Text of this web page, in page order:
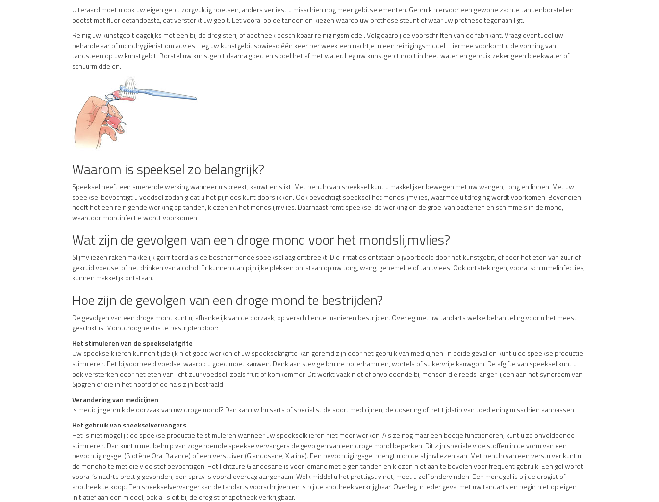
Uiteraard moet u ook uw eigen gebit zorgvuldig poetsen, anders verliest u misschien nog meer gebitselementen. Gebruik hiervoor een gewone zachte tandenborstel en
poetst met fluoridetandpasta, dat versterkt uw gebit. Let vooral op de tanden en kiezen waarop uw prothese steunt of waar uw prothese tegenaan ligt.
Reinig uw kunstgebit dagelijks met een bij de drogisterij of apotheek beschikbaar reinigingsmiddel. Volg daarbij de voorschriften van de fabrikant. Vraag eventueel uw
behandelaar of mondhygiënist om advies. Leg uw kunstgebit sowieso één keer per week een nachtje in een reinigingsmiddel. Hiermee voorkomt u de vorming van
tandsteen op uw kunstgebit. Borstel uw kunstgebit daarna goed en spoel het af met water. Leg uw kunstgebit nooit in heet water en gebruik zeker geen bleekwater of
schuurmiddelen.
Waarom is speeksel zo belangrijk?
Speeksel heeft een smerende werking wanneer u spreekt, kauwt en slikt. Met behulp van speeksel kunt u makkelijker bewegen met uw wangen, tong en lippen. Met uw
speeksel bevochtigt u voedsel zodanig dat u het pijnloos kunt doorslikken. Ook bevochtigt speeksel het mondslijmvlies, waarmee uitdroging wordt voorkomen. Bovendien
heeft het een reinigende werking op tanden, kiezen en het mondslijmvlies. Daarnaast remt speeksel de werking en de groei van bacteriën en schimmels in de mond,
waardoor mondinfectie wordt voorkomen.
Wat zijn de gevolgen van een droge mond voor het mondslijmvlies?
Slijmvliezen raken makkelijk geïrriteerd als de beschermende speeksellaag ontbreekt. Die irritaties ontstaan bijvoorbeeld door het kunstgebit, of door het eten van zuur of
gekruid voedsel of het drinken van alcohol. Er kunnen dan pijnlijke plekken ontstaan op uw tong, wang, gehemelte of tandvlees. Ook ontstekingen, vooral schimmelinfecties,
kunnen makkelijk ontstaan.
Hoe zijn de gevolgen van een droge mond te bestrijden?
De gevolgen van een droge mond kunt u, afhankelijk van de oorzaak, op verschillende manieren bestrijden. Overleg met uw tandarts welke behandeling voor u het meest
geschikt is. Monddroogheid is te bestrijden door:
Het stimuleren van de speekselafgifte
Uw speekselklieren kunnen tijdelijk niet goed werken of uw speekselafgifte kan geremd zijn door het gebruik van medicijnen. In beide gevallen kunt u de speekselproductie
stimuleren. Eet bijvoorbeeld voedsel waarop u goed moet kauwen. Denk aan stevige bruine boterhammen, wortels of suikervrije kauwgom. De afgifte van speeksel kunt u
ook versterken door het eten van licht zuur voedsel, zoals fruit of komkommer. Dit werkt vaak niet of onvoldoende bij mensen die reeds langer lijden aan het syndroom van
Sjögren of die in het hoofd of de hals zijn bestraald.
Verandering van medicijnen
Is medicijngebruik de oorzaak van uw droge mond? Dan kan uw huisarts of specialist de soort medicijnen, de dosering of het tijdstip van toediening misschien aanpassen.
Het gebruik van speekselvervangers
Het is niet mogelijk de speekselproductie te stimuleren wanneer uw speekselklieren niet meer werken. Als ze nog maar een beetje functioneren, kunt u ze onvoldoende
stimuleren. Dan kunt u met behulp van zogenoemde speekselvervangers de gevolgen van een droge mond beperken. Dit zijn speciale vloeistoffen in de vorm van een
bevochtigingsgel (Biotène Oral Balance) of een verstuiver (Glandosane, Xialine). Een bevochtigingsgel brengt u op de slijmvliezen aan. Met behulp van een verstuiver kunt u
de mondholte met die vloeistof bevochtigen. Het lichtzure Glandosane is voor iemand met eigen tanden en kiezen niet aan te bevelen voor frequent gebruik. Een gel wordt
vooral ’s nachts prettig gevonden, een spray is vooral overdag aangenaam. Welk middel u het prettigst vindt, moet u zelf ondervinden. Een mondgel is bij de drogist of
apotheek te koop. Een speekselvervanger kan de tandarts voorschrijven en is bij de apotheek verkrijgbaar. Overleg in ieder geval met uw tandarts en begin niet op eigen
initiatief aan een middel, ook al is dit bij de drogist of apotheek verkrijgbaar.